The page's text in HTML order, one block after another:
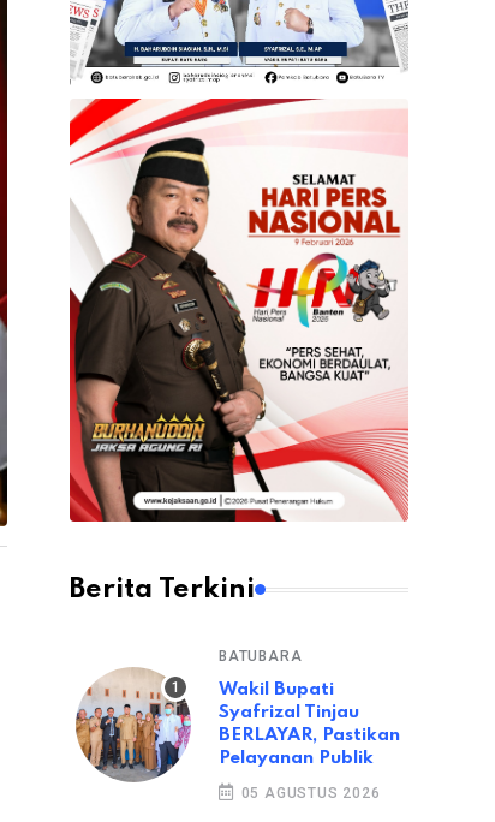
Berita Terkini
BATUBARA
Wakil Bupati
Syafrizal Tinjau
BERLAYAR, Pastikan
Pelayanan Publik
05 AGUSTUS 2026